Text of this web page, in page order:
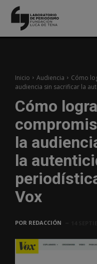
Inicio Audiencia
Cómo
audiencia sin sacrificar la
Cómo
la
la
Vox
POR REDACCIÓN